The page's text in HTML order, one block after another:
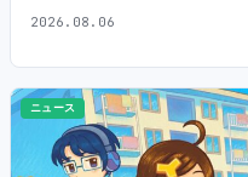
2026.08.06
ニュース